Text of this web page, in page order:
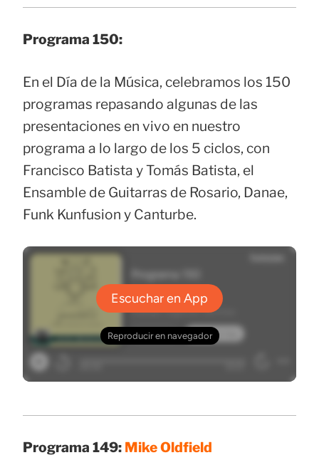
Programa 150:
En el Día de la Música, celebramos los 150
programas repasando algunas de las
presentaciones en vivo en nuestro
programa a lo largo de los 5 ciclos, con
Francisco Batista y Tomás Batista, el
Ensamble de Guitarras de Rosario, Danae,
Funk Kunfusion y Canturbe.
Programa 149: Mike Oldfield